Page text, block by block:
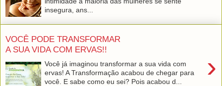
insegura, ans...
VOCÊ PODE TRANSFORMAR
A SUA VIDA COM ERVAS!!
›
Você já imaginou transformar a sua vida com
ervas! A Transformação acabou de chegar para
você. E sabe como eu sei? Pois acabou d...